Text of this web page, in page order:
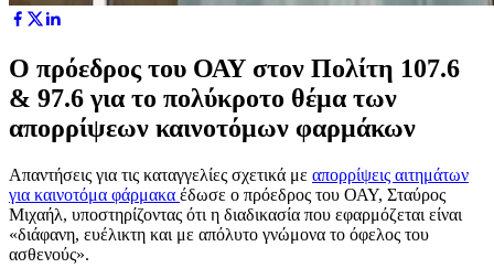
Ο πρόεδρος του ΟΑΥ στον Πολίτη 107.6
& 97.6 για το πολύκροτο θέμα των
απορρίψεων καινοτόμων φαρμάκων
Απαντήσεις για τις καταγγελίες σχετικά με απορρίψεις αιτημάτων
για καινοτόμα φάρμακα έδωσε ο πρόεδρος του ΟΑΥ, Σταύρος
Μιχαήλ, υποστηρίζοντας ότι η διαδικασία που εφαρμόζεται είναι
«διάφανη, ευέλικτη και με απόλυτο γνώμονα το όφελος του
ασθενούς».